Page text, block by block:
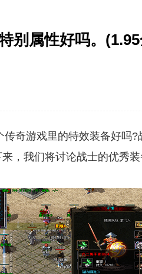
别属性好吗。
游戏里的特效装备好吗?
，我们将讨论战士的优秀